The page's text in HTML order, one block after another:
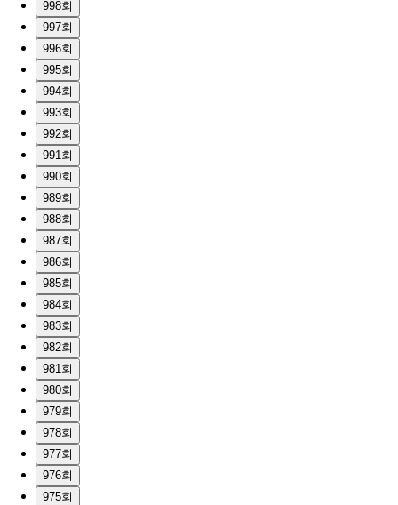
998회
997회
996회
995회
994회
993회
992회
991회
990회
989회
988회
987회
986회
985회
984회
983회
982회
981회
980회
979회
978회
977회
976회
975회